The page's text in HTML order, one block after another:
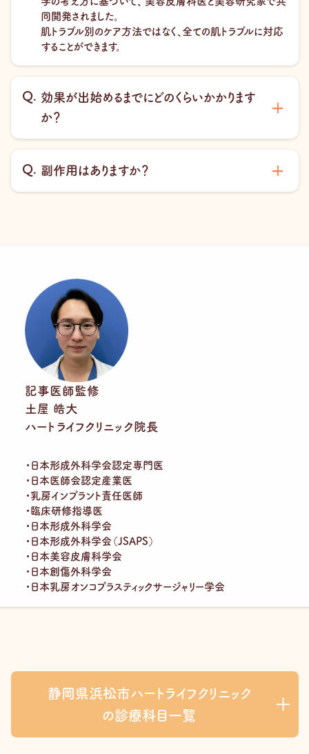
同開発されました。
肌トラブル別のケア方法ではなく、全ての肌トラブルに対応
することができます。
効果が出始めるまでにどのくらいかかります
か？
副作用はありますか？
記事医師監修
土屋 皓大
ハートライフクリニック院長
・日本形成外科学会認定専門医
・日本医師会認定産業医
・乳房インプラント責任医師
・臨床研修指導医
・日本形成外科学会
・日本形成外科学会（JSAPS）
・日本美容皮膚科学会
・日本創傷外科学会
・日本乳房オンコプラスティックサージャリー学会
静岡県浜松市ハートライフクリニック
の診療科目一覧